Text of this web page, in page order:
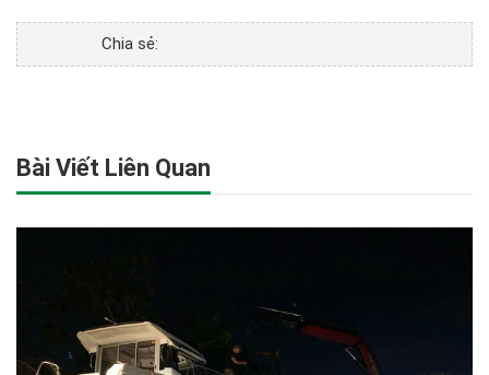
Chia sẻ:
Bài Viết Liên Quan